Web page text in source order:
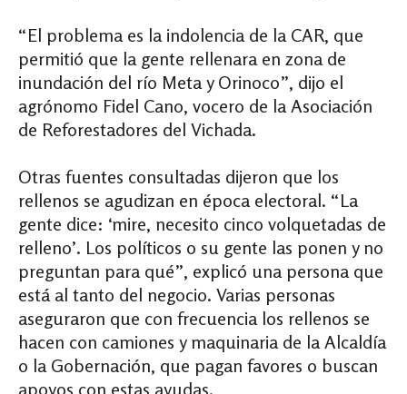
“El problema es la indolencia de la CAR, que
permitió que la gente rellenara en zona de
inundación del río Meta y Orinoco”, dijo el
agrónomo Fidel Cano, vocero de la Asociación
de Reforestadores del Vichada.
Otras fuentes consultadas dijeron que los
rellenos se agudizan en época electoral. “La
gente dice: ‘mire, necesito cinco volquetadas de
relleno’. Los políticos o su gente las ponen y no
preguntan para qué”, explicó una persona que
está al tanto del negocio. Varias personas
aseguraron que con frecuencia los rellenos se
hacen con camiones y maquinaria de la Alcaldía
o la Gobernación, que pagan favores o buscan
apoyos con estas ayudas.